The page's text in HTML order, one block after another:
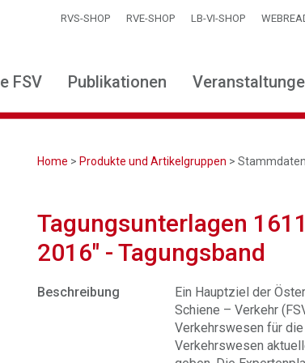
RVS-SHOP RVE-SHOP LB-VI-SHOP
FSV Publikationen
Home > Produkte und Artikelgruppen > Stammdaten
Tagungsunterlagen
2016" - Tagungsband
Beschreibung
Ein Hauptziel der
Schiene – Verkehr
Verkehrswesen für
Verkehrswesen